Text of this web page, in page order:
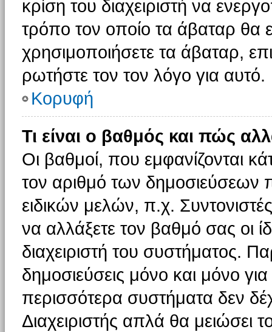
κρίση του διαχειριστή να
τρόπο τον οποίο τα άβαταρ θα
χρησιμοποιήσετε τα άβαταρ,
ρωτήστε τον τον λόγο για αυτό.
Κορυφή
Τι είναι ο βαθμός και πώς
Οι βαθμοί, που εμφανίζονται
τον αριθμό των δημοσιεύσεων
ειδικών μελών, π.χ.
να αλλάξετε τον βαθμό σας οι
διαχειριστή του συστήματος.
δημοσιεύσεις μόνο και μόνο
περισσότερα συστήματα δεν
Διαχειριστής απλά θα μειώσει